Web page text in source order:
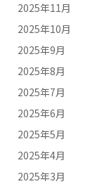
2025年11月
2025年10月
2025年9月
2025年8月
2025年7月
2025年6月
2025年5月
2025年4月
2025年3月